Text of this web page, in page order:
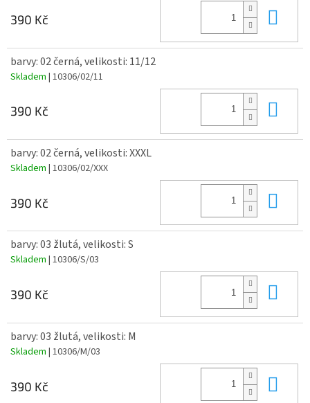
390 Kč
barvy: 02 černá, velikosti: 11/12
Skladem | 10306/02/11
390 Kč
barvy: 02 černá, velikosti: XXXL
Skladem | 10306/02/XXX
390 Kč
barvy: 03 žlutá, velikosti: S
Skladem | 10306/S/03
390 Kč
barvy: 03 žlutá, velikosti: M
Skladem | 10306/M/03
390 Kč